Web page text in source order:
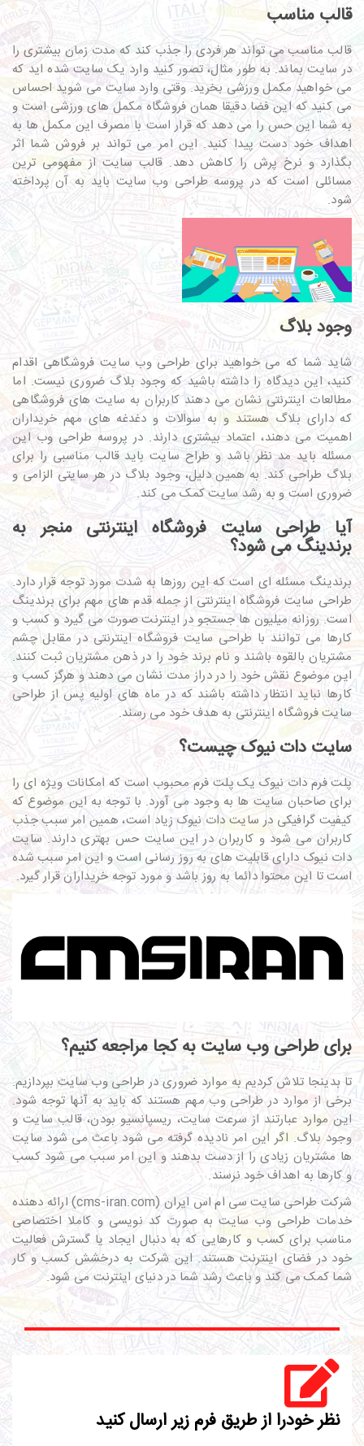
قالب مناسب
قالب مناسب می تواند هر فردی را جذب کند که مدت زمان بیشتری را
در سایت بماند. به طور مثال، تصور کنید وارد یک سایت شده اید که
می خواهید مکمل ورزشی بخرید. وقتی وارد سایت می شوید احساس
می کنید که این فضا دقیقا همان فروشگاه مکمل های ورزشی است و
به شما این حس را می دهد که قرار است با مصرف این مکمل ها به
اهداف خود دست پیدا کنید. این امر می تواند بر فروش شما اثر
بگذارد و نرخ پرش را کاهش دهد. قالب سایت از مفهومی ترین
مسائلی است که در پروسه طراحی وب سایت باید به آن پرداخته
شود.
وجود بلاگ
شاید شما که می خواهید برای طراحی وب سایت فروشگاهی اقدام
کنید، این دیدگاه را داشته باشید که وجود بلاگ ضروری نیست. اما
مطالعات اینترنتی نشان می دهند کاربران به سایت های فروشگاهی
که دارای بلاگ هستند و به سوالات و دغدغه های مهم خریداران
اهمیت می دهند، اعتماد بیشتری دارند. در پروسه طراحی وب این
مسئله باید مد نظر باشد و طراح سایت باید قالب مناسبی را برای
بلاگ طراحی کند. به همین دلیل، وجود بلاگ در هر سایتی الزامی و
ضروری است و به رشد سایت کمک می کند.
آیا طراحی سایت فروشگاه اینترنتی منجر به
برندینگ می شود؟
برندینگ مسئله ای است که این روزها به شدت مورد توجه قرار دارد.
طراحی سایت فروشگاه اینترنتی از جمله قدم های مهم برای برندینگ
است. روزانه میلیون ها جستجو در اینترنت صورت می گیرد و کسب و
کارها می توانند با طراحی سایت فروشگاه اینترنتی در مقابل چشم
مشتریان بالقوه باشند و نام برند خود را در ذهن مشتریان ثبت کنند.
این موضوع نقش خود را در دراز مدت نشان می دهند و هرگز کسب و
کارها نباید انتظار داشته باشند که در ماه های اولیه پس از طراحی
سایت فروشگاه اینترنتی به هدف خود می رسند.
سایت دات نیوک چیست؟
پلت فرم دات نیوک یک پلت فرم محبوب است که امکانات ویژه ای را
برای صاحبان سایت ها به وجود می آورد. با توجه به این موضوع که
کیفیت گرافیکی در سایت دات نیوک زیاد است، همین امر سبب جذب
کاربران می شود و کاربران در این سایت حس بهتری دارند. سایت
دات نیوک دارای قابلیت های به روز رسانی است و این امر سبب شده
است تا این محتوا دائما به روز باشد و مورد توجه خریداران قرار گیرد.
برای طراحی وب سایت به کجا مراجعه کنیم؟
تا بدینجا تلاش کردیم به موارد ضروری در طراحی وب سایت بپردازیم.
برخی از موارد در طراحی وب مهم هستند که باید به آنها توجه شود.
این موارد عبارتند از سرعت سایت، ریسپانسیو بودن، قالب سایت و
وجود بلاگ. اگر این امر نادیده گرفته می شود باعث می شود سایت
ها مشتریان زیادی را از دست بدهند و این امر سبب می شود کسب
و کارها به اهداف خود نرسند.
شرکت طراحی سایت سی ام اس ایران (cms-iran.com) ارائه دهنده
خدمات طراحی وب سایت به صورت کد نویسی و کاملا اختصاصی
مناسب برای کسب و کارهایی که به دنبال ایجاد یا گسترش فعالیت
خود در فضای اینترنت هستند. این شرکت به درخشش کسب و کار
شما کمک می کند و باعث رشد شما در دنیای اینترنت می شود.
نظر خودرا از طریق فرم زیر ارسال کنید